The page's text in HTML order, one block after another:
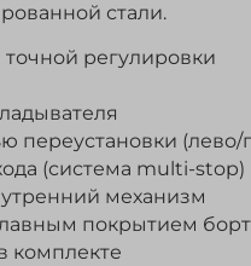
стали.
регулировки
переустановки (лево/
(система multi-stop)
механизм
покрытием
комплекте